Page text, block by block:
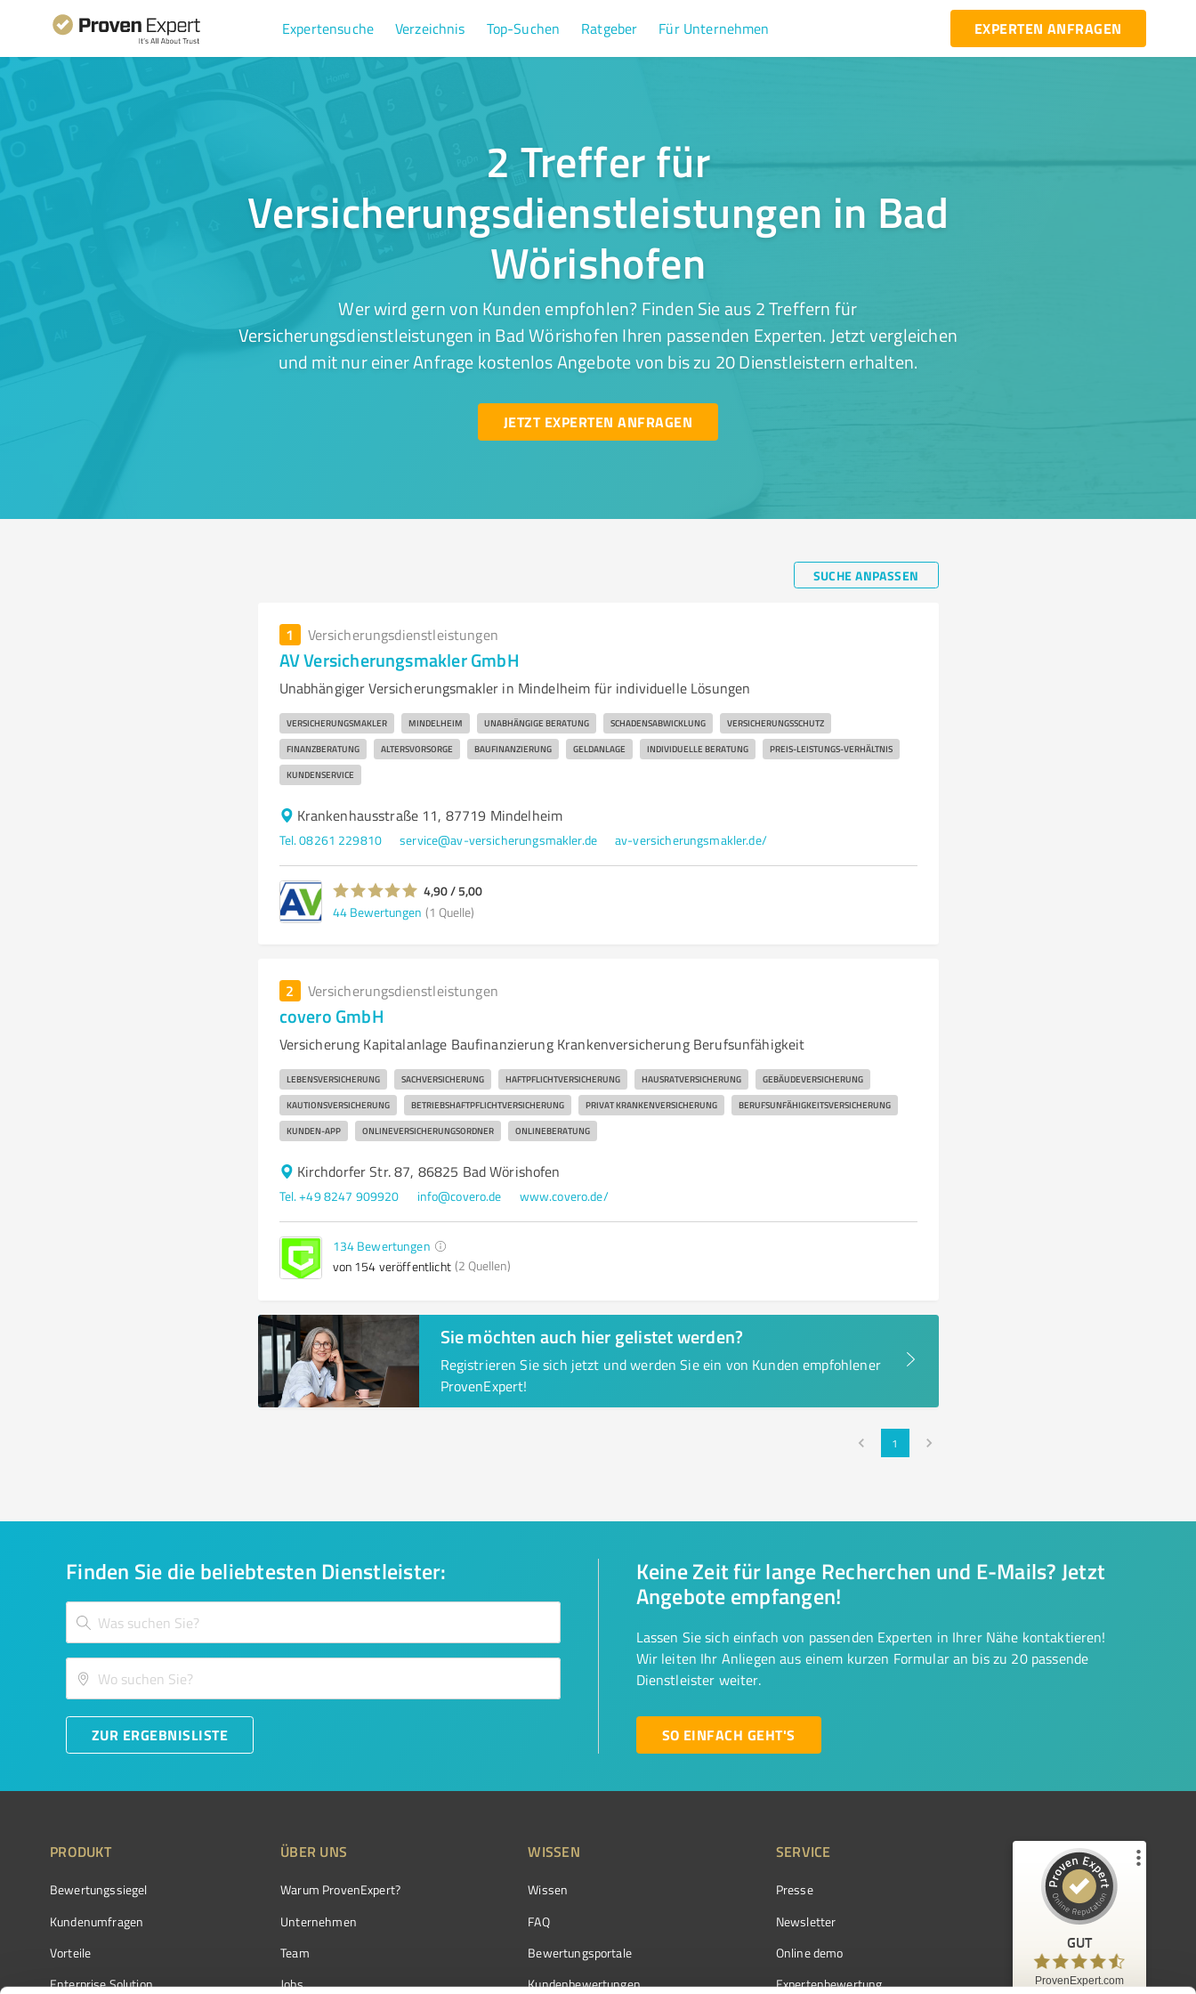
Expertensuche Verzeichnis Top-Suchen Ratgeber Für Unternehmen EXPERTEN ANFRAGEN
2 Treffer für
Versicherungsdienstleistungen in Bad
Wörishofen
Wer wird gern von Kunden empfohlen? Finden Sie aus 2 Treffern für
Versicherungsdienstleistungen in Bad Wörishofen Ihren passenden Experten. Jetzt vergleichen
und mit nur einer Anfrage kostenlos Angebote von bis zu 20 Dienstleistern erhalten.
JETZT EXPERTEN ANFRAGEN
SUCHE ANPASSEN
1 Versicherungsdienstleistungen
AV Versicherungsmakler GmbH
Unabhängiger Versicherungsmakler in Mindelheim für individuelle Lösungen
VERSICHERUNGSMAKLER MINDELHEIM UNABHÄNGIGE BERATUNG SCHADENSABWICKLUNG VERSICHERUNGSSCHUTZ
FINANZBERATUNG ALTERSVORSORGE BAUFINANZIERUNG GELDANLAGE INDIVIDUELLE BERATUNG PREIS-LEISTUNGS-VERHÄLTNIS
KUNDENSERVICE
Krankenhausstraße 11, 87719 Mindelheim
Tel. 08261 229810 service@av-versicherungsmakler.de av-versicherungsmakler.de/
4,90 / 5,00
44 Bewertungen (1 Quelle)
2 Versicherungsdienstleistungen
covero GmbH
Versicherung Kapitalanlage Baufinanzierung Krankenversicherung Berufsunfähigkeit
LEBENSVERSICHERUNG SACHVERSICHERUNG HAFTPFLICHTVERSICHERUNG HAUSRATVERSICHERUNG GEBÄUDEVERSICHERUNG
KAUTIONSVERSICHERUNG BETRIEBSHAFTPFLICHTVERSICHERUNG PRIVAT KRANKENVERSICHERUNG BERUFSUNFÄHIGKEITSVERSICHERUNG
KUNDEN-APP ONLINEVERSICHERUNGSORDNER ONLINEBERATUNG
Kirchdorfer Str. 87, 86825 Bad Wörishofen
Tel. +49 8247 909920 info@covero.de www.covero.de/
134 Bewertungen
von 154 veröffentlicht (2 Quellen)
Sie möchten auch hier gelistet werden?
Registrieren Sie sich jetzt und werden Sie ein von Kunden empfohlener
ProvenExpert!
1
Finden Sie die beliebtesten Dienstleister:
ZUR ERGEBNISLISTE
Keine Zeit für lange Recherchen und E-Mails? Jetzt
Angebote empfangen!
Lassen Sie sich einfach von passenden Experten in Ihrer Nähe kontaktieren!
Wir leiten Ihr Anliegen aus einem kurzen Formular an bis zu 20 passende
Dienstleister weiter.
SO EINFACH GEHT'S
PRODUKT
Bewertungssiegel
Kundenumfragen
Vorteile
Enterprise Solution
ÜBER UNS
Warum ProvenExpert?
Unternehmen
Team
Jobs
WISSEN
Wissen
FAQ
Bewertungsportale
Kundenbewertungen
SERVICE
Presse
Newsletter
Online demo
Expertenbewertung
GUT
ProvenExpert.com
Kundenbewertungen und Erfahrungen zu
ProvenExpert.com
97
%
Empfehlungen auf
ProvenExpert.com
4,42
/
5,00